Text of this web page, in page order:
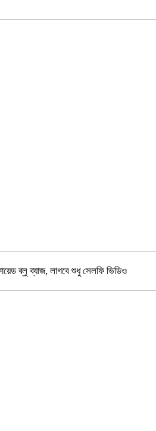
ব্লু ব্যাজ, লাগবে শুধু সেলফি ভিডিও